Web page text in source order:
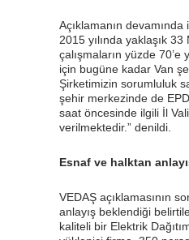
Açıklamanın
2015 yılında yaklaşık
çalışmaların yüzde 70’e
için bugüne kadar Van
Şirketimizin sorumluluk
şehir merkezinde de
saat öncesinde ilgili İl
verilmektedir.” denildi.
Esnaf ve halktan
VEDAŞ açıklamasının
anlayış beklendiği
kaliteli bir Elektrik